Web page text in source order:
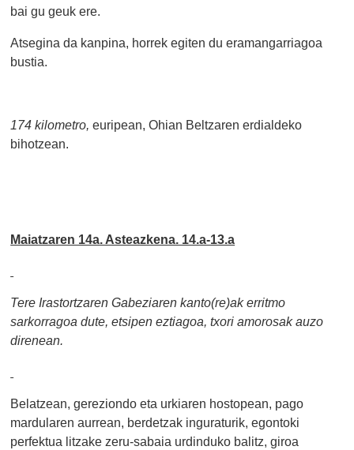
bai gu geuk ere.
Atsegina da kanpina, horrek egiten du eramangarriagoa
bustia.
174 kilometro,euripean, Ohian Beltzaren erdialdeko
bihotzean.
Maiatzaren 14a. Asteazkena. 14.a-13.a
Tere Irastortzaren Gabeziaren kanto(re)ak erritmo
sarkorragoa dute, etsipen eztiagoa, txori amorosak auzo
direnean.
Belatzean, gereziondo eta urkiaren hostopean, pago
mardularen aurrean, berdetzak inguraturik, egontoki
perfektua litzake zeru-sabaia urdinduko balitz, giroa